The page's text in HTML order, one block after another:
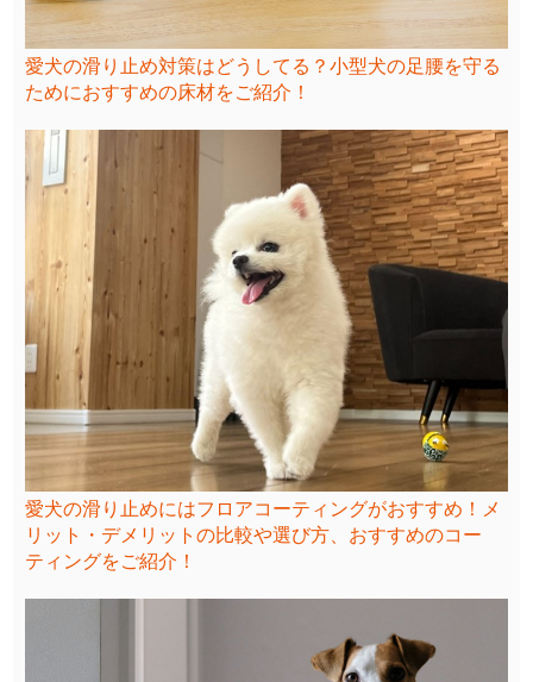
愛犬の滑り止め対策はどうしてる？小型犬の足腰を守る
ためにおすすめの床材をご紹介！
愛犬の滑り止めにはフロアコーティングがおすすめ！メ
リット・デメリットの比較や選び方、おすすめのコー
ティングをご紹介！